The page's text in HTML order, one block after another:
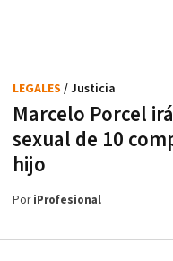
Marcelo Porcel
sexual de 10
hijo
LEGALES / Justicia
PoriProfesional